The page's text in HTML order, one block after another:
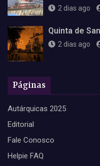
2 dias ago
Quinta de
2 dias ago
Páginas
Autárquicas 2025
Editorial
Fale Conosco
Helpie FAQ